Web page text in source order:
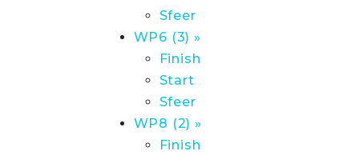
Sfeer
WP6 (3) »
Finish
Start
Sfeer
WP8 (2) »
Finish